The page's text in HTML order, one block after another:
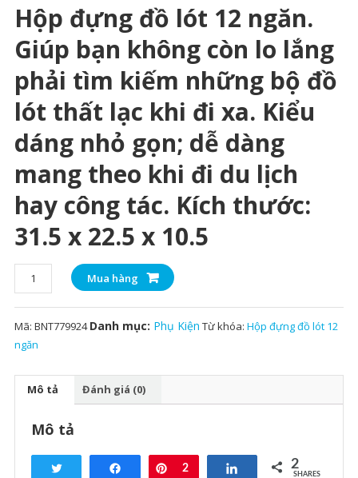
Hộp đựng đồ lót 12 ngăn.
Giúp bạn không còn lo lắng
phải tìm kiếm những bộ đồ
lót thất lạc khi đi xa. Kiểu
dáng nhỏ gọn; dễ dàng
mang theo khi đi du lịch
hay công tác. Kích thước:
31.5 x 22.5 x 10.5
Hộp
đựng
đồ
lót
12
Mua hàng
Mã: BNT779924 Danh mục: Phụ Kiện Từ khóa: Hộp đựng đồ lót 12
ngăn
Mô tả Đánh giá (0)
Mô tả
Share Pin
2 Share 2
SHARES